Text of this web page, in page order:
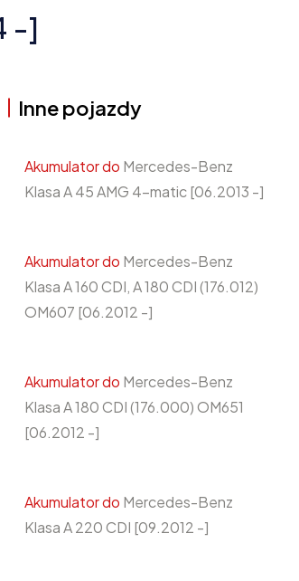
-]
Inne pojazdy
Akumulator do Mercedes-Benz
Klasa A 45 AMG 4-matic [06.2013 -]
Akumulator do Mercedes-Benz
Klasa A 160 CDI, A 180 CDI (176.012)
OM607 [06.2012 -]
Akumulator do Mercedes-Benz
Klasa A 180 CDI (176.000) OM651
[06.2012 -]
Akumulator do Mercedes-Benz
Klasa A 220 CDI [09.2012 -]